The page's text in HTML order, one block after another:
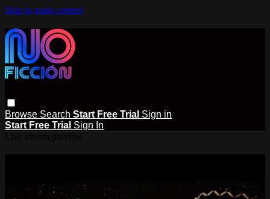
Skip to main content
Browse Search Start Free Trial Sign in
Start Free Trial Sign In